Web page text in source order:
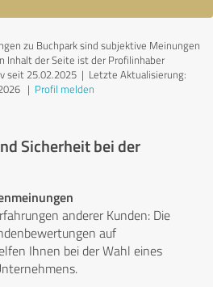
zu Buchpark sind subjektive Meinungen
Inhalt der Seite ist der Profilinhaber
seit 25.02.2025 | Letzte Aktualisierung:
| Profil melden
Sicherheit bei der
anderer Kunden: Die
auf
Ihnen bei der Wahl eines